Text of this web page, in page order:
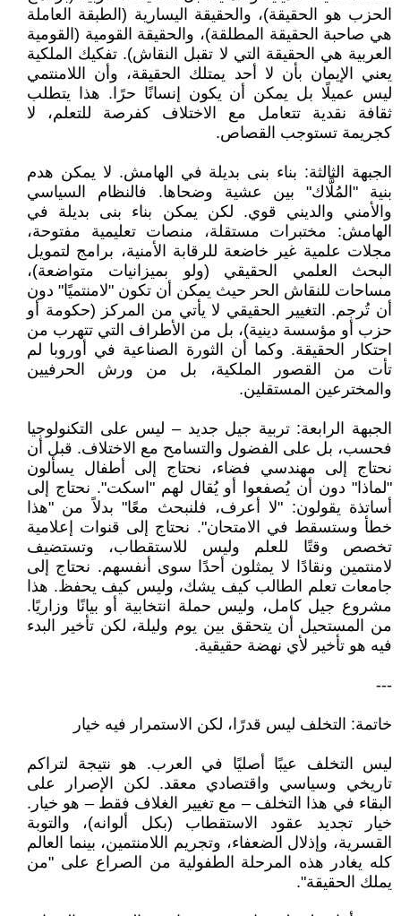
الحزب هو الحقيقة)، والحقيقة اليسارية (الطبقة العاملة
هي صاحبة الحقيقة المطلقة)، والحقيقة القومية (القومية
العربية هي الحقيقة التي لا تقبل النقاش). تفكيك الملكية
يعني الإيمان بأن لا أحد يمتلك الحقيقة، وأن اللامنتمي
ليس عميلًا بل يمكن أن يكون إنسانًا حرًا. هذا يتطلب
ثقافة نقدية تتعامل مع الاختلاف كفرصة للتعلم، لا
كجريمة تستوجب القصاص.
الجبهة الثالثة: بناء بنى بديلة في الهامش. لا يمكن هدم
بنية "المُلَّاك" بين عشية وضحاها. فالنظام السياسي
والأمني والديني قوي. لكن يمكن بناء بنى بديلة في
الهامش: مختبرات مستقلة، منصات تعليمية مفتوحة،
مجلات علمية غير خاضعة للرقابة الأمنية، برامج لتمويل
البحث العلمي الحقيقي (ولو بميزانيات متواضعة)،
مساحات للنقاش الحر حيث يمكن أن تكون "لامنتميًا" دون
أن تُرجم. التغيير الحقيقي لا يأتي من المركز (حكومة أو
حزب أو مؤسسة دينية)، بل من الأطراف التي تتهرب من
احتكار الحقيقة. وكما أن الثورة الصناعية في أوروبا لم
تأت من القصور الملكية، بل من ورش الحرفيين
والمخترعين المستقلين.
الجبهة الرابعة: تربية جيل جديد – ليس على التكنولوجيا
فحسب، بل على الفضول والتسامح مع الاختلاف. قبل أن
نحتاج إلى مهندسي فضاء، نحتاج إلى أطفال يسألون
"لماذا" دون أن يُصفعوا أو يُقال لهم "اسكت". نحتاج إلى
أساتذة يقولون: "لا أعرف، فلنبحث معًا" بدلاً من "هذا
خطأ وستسقط في الامتحان". نحتاج إلى قنوات إعلامية
تخصص وقتًا للعلم وليس للاستقطاب، وتستضيف
لامنتمين ونقادًا لا يمثلون أحدًا سوى أنفسهم. نحتاج إلى
جامعات تعلم الطالب كيف يشك، وليس كيف يحفظ. هذا
مشروع جيل كامل، وليس حملة انتخابية أو بيانًا وزاريًا.
من المستحيل أن يتحقق بين يوم وليلة، لكن تأخير البدء
فيه هو تأخير لأي نهضة حقيقية.
---
خاتمة: التخلف ليس قدرًا، لكن الاستمرار فيه خيار
ليس التخلف عيبًا أصليًا في العرب. هو نتيجة لتراكم
تاريخي وسياسي واقتصادي معقد. لكن الإصرار على
البقاء في هذا التخلف – مع تغيير الغلاف فقط – هو خيار.
خيار تجديد عقود الاستقطاب (بكل ألوانه)، والتوبة
القسرية، وإذلال الضعفاء، وتجريم اللامنتمين، بينما العالم
كله يغادر هذه المرحلة الطفولية من الصراع على "من
يملك الحقيقة".